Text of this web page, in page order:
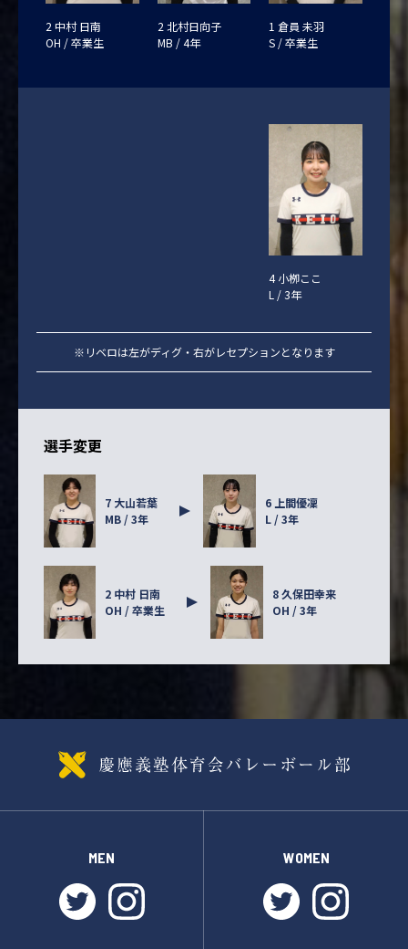
2 中村 日南
OH / 卒業生
2 北村日向子
MB / 4年
1 倉員 未羽
S / 卒業生
4 小栁ここ
L / 3年
※リベロは左がディグ・右がレセプションとなります
選手変更
7 大山若葉
MB / 3年
6 上間優凜
L / 3年
2 中村 日南
OH / 卒業生
8 久保田幸来
OH / 3年
MEN
twitterinstagram
WOMEN
twitter